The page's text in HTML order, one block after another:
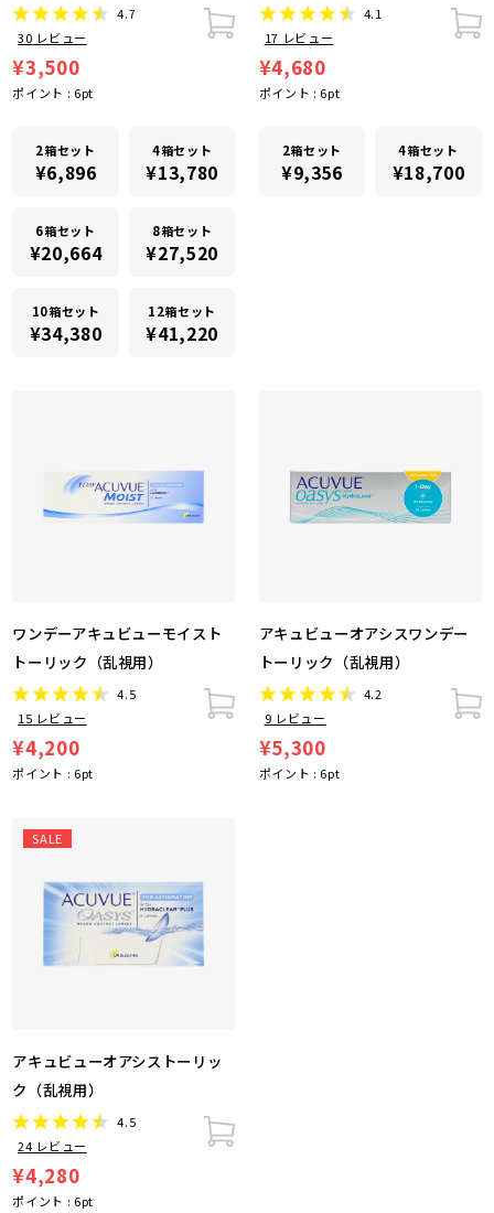
4.7
30 レビュー
¥3,500
ポイント : 6pt
2箱セット
¥6,896
4箱セット
¥13,780
6箱セット
¥20,664
8箱セット
¥27,520
10箱セット
¥34,380
12箱セット
¥41,220
4.1
17 レビュー
¥4,680
ポイント : 6pt
2箱セット
¥9,356
4箱セット
¥18,700
ワンデーアキュビューモイスト
トーリック（乱視用）
4.5
15 レビュー
¥4,200
ポイント : 6pt
アキュビューオアシスワンデー
トーリック（乱視用）
4.2
9 レビュー
¥5,300
ポイント : 6pt
SALE
アキュビューオアシストーリッ
ク（乱視用）
4.5
24 レビュー
¥4,280
ポイント : 6pt